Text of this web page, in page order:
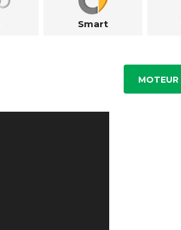
Smart
MOTEUR